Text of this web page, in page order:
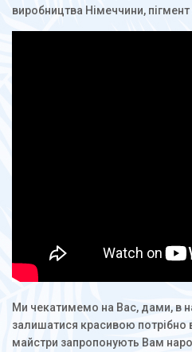
виробництва Німеччини,
Ми чекатимемо на Вас, дами, в
залишатися красивою потрібно
майстри запропонують Вам